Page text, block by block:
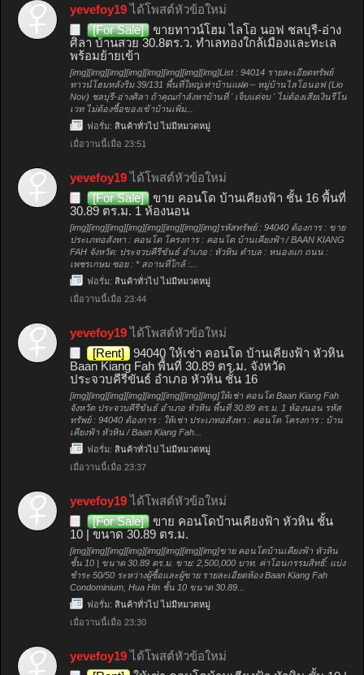
yevefoy19ได้โพสต์หัวข้อใหม่
[For Sale]
ขายทาวน์โฮม ไลโอ นอฟ ชลบุรี-อ่าง
ศิลา บ้านสวย 30.8ตร.ว. ทำเลทองใกล้เมืองและทะเล
พร้อมย้ายเข้า
[img][img][img][img][img][img][img][img]List : 94014 รายละเอียดทรัพย์
ทาวน์โฮมหลังริม 39/131 พื้นที่ใหญ่เท่าบ้านแฝด – หมู่บ้านไลโอนอฟ (Lio
Nov) ชลบุรี-อ่างศิลา ถ้าคุณกำลังหาบ้านที่ ' เจ็บแต่จบ ' ไม่ต้องเสียเงินรีโน
เวท ไม่ต้องซื้อของเข้าบ้านเพิ่ม...
ฟอรั่ม: สินค้าทั่วไป ไม่มีหมวดหมู่
เมื่อวานนี้เมื่อ 23:51
yevefoy19ได้โพสต์หัวข้อใหม่
[For Sale]
ขาย คอนโด บ้านเคียงฟ้า ชั้น 16 พื้นที่
30.89 ตร.ม. 1 ห้องนอน
[img][img][img][img][img][img][img][img]รหัสทรัพย์ : 94040 ต้องการ : ขาย
ประเภทอสังหา : คอนโด โครงการ : คอนโด บ้านเคียงฟ้า / BAAN KIANG
FAH จังหวัด: ประจวบคีรีขันธ์ อำเภอ : หัวหิน ตำบล : หนองแก ถนน :
เพชรเกษม ซอย : * สถานที่ใกล้ :...
ฟอรั่ม: สินค้าทั่วไป ไม่มีหมวดหมู่
เมื่อวานนี้เมื่อ 23:44
yevefoy19ได้โพสต์หัวข้อใหม่
[Rent]
94040 ให้เช่า คอนโด บ้านเคียงฟ้า หัวหิน
Baan Kiang Fah พื้นที่ 30.89 ตร.ม. จังหวัด
ประจวบคีรีขันธ์ อำเภอ หัวหิน ชั้น 16
[img][img][img][img][img][img][img][img]ให้เช่า คอนโด Baan Kiang Fah
จังหวัด ประจวบคีรีขันธ์ อำเภอ หัวหิน พื้นที่ 30.89 ตร.ม. 1 ห้องนอน รหัส
ทรัพย์ : 94040 ต้องการ : ให้เช่า ประเภทอสังหา : คอนโด โครงการ : บ้าน
เคียงฟ้า หัวหิน / Baan Kiang Fah...
ฟอรั่ม: สินค้าทั่วไป ไม่มีหมวดหมู่
เมื่อวานนี้เมื่อ 23:37
yevefoy19ได้โพสต์หัวข้อใหม่
[For Sale]
ขาย คอนโดบ้านเคียงฟ้า หัวหิน ชั้น
10 | ขนาด 30.89 ตร.ม.
[img][img][img][img][img][img][img][img]ขาย คอนโดบ้านเคียงฟ้า หัวหิน
ชั้น 10 | ขนาด 30.89 ตร.ม. ขาย: 2,500,000 บาท. ค่าโอนกรรมสิทธิ์: แบ่ง
ชำระ 50/50 ระหว่างผู้ซื้อและผู้ขาย รายละเอียดห้อง Baan Kiang Fah
Condominium, Hua Hin ชั้น 10 ขนาด 30.89...
ฟอรั่ม: สินค้าทั่วไป ไม่มีหมวดหมู่
เมื่อวานนี้เมื่อ 23:30
yevefoy19ได้โพสต์หัวข้อใหม่